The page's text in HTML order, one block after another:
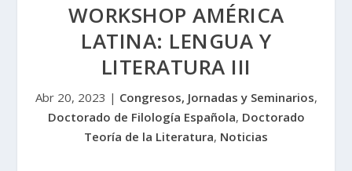
WORKSHOP AMÉRICA
LATINA: LENGUA Y
LITERATURA III
Abr 20, 2023 | Congresos, Jornadas y Seminarios,
Doctorado de Filología Española, Doctorado
Teoría de la Literatura, Noticias